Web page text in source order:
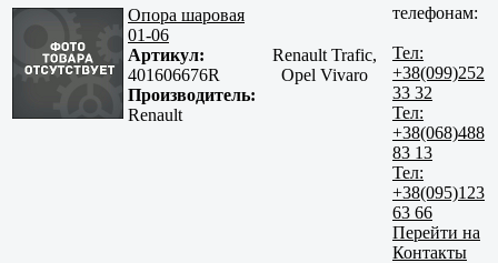
Опора шаровая
01-06
Артикул:
401606676R
Производитель:
Renault
Renault Trafic,
Opel Vivaro
телефонам:
Тел:
+38(099)252
33 32
Тел:
+38(068)488
83 13
Тел:
+38(095)123
63 66
Перейти на
Контакты